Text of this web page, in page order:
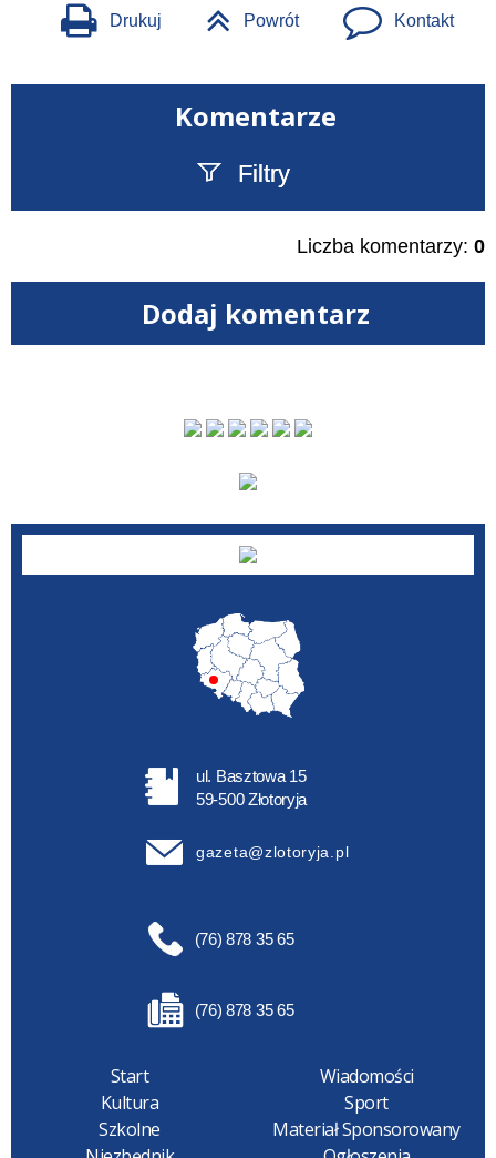
Drukuj Powrót Kontakt
Komentarze
Filtry
Liczba komentarzy: 0
Dodaj komentarz
ul. Basztowa 15
59-500 Złotoryja
gazeta@zlotoryja.pl
(76) 878 35 65
(76) 878 35 65
Start
Wiadomości
Kultura
Sport
Szkolne
Materiał Sponsorowany